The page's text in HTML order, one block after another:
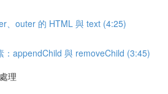
、outer 的 HTML 與 text (4:25)
：appendChild 與 removeChild (3:45)
理